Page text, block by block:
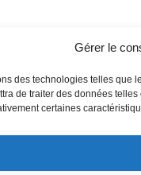
Gérer le
des technologies telles
de traiter des données
certaines